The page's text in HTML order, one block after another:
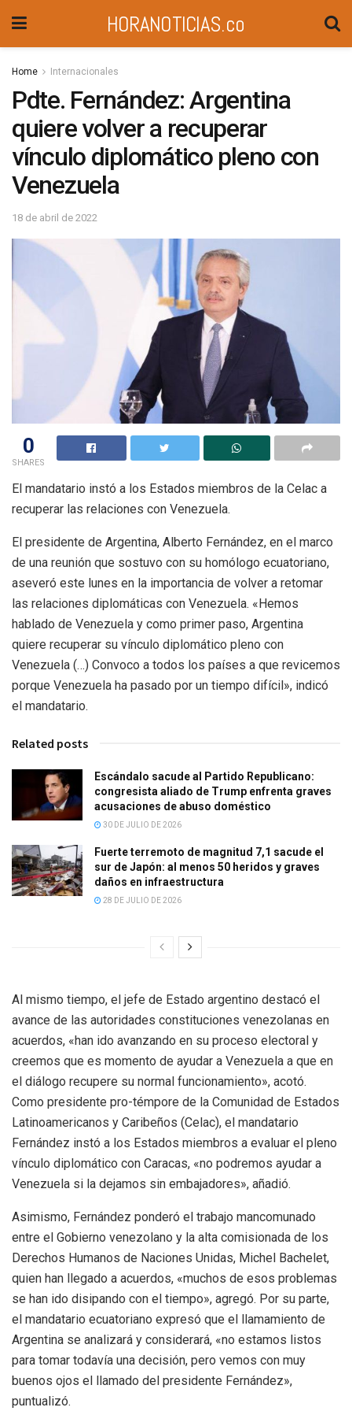
HORANOTICIAS.co
Home Internacionales
Pdte. Fernández: Argentina
quiere volver a recuperar
vínculo diplomático pleno con
Venezuela
18 de abril de 2022
0
SHARES
El mandatario instó a los Estados miembros de la Celac a
recuperar las relaciones con Venezuela.
El presidente de Argentina, Alberto Fernández, en el marco
de una reunión que sostuvo con su homólogo ecuatoriano,
aseveró este lunes en la importancia de volver a retomar
las relaciones diplomáticas con Venezuela. «Hemos
hablado de Venezuela y como primer paso, Argentina
quiere recuperar su vínculo diplomático pleno con
Venezuela (…) Convoco a todos los países a que revicemos
porque Venezuela ha pasado por un tiempo difícil», indicó
el mandatario.
Related posts
Escándalo sacude al Partido Republicano:
congresista aliado de Trump enfrenta graves
acusaciones de abuso doméstico
30 DE JULIO DE 2026
Fuerte terremoto de magnitud 7,1 sacude el
sur de Japón: al menos 50 heridos y graves
daños en infraestructura
28 DE JULIO DE 2026
Al mismo tiempo, el jefe de Estado argentino destacó el
avance de las autoridades constituciones venezolanas en
acuerdos, «han ido avanzando en su proceso electoral y
creemos que es momento de ayudar a Venezuela a que en
el diálogo recupere su normal funcionamiento», acotó.
Como presidente pro-témpore de la Comunidad de Estados
Latinoamericanos y Caribeños (Celac), el mandatario
Fernández instó a los Estados miembros a evaluar el pleno
vínculo diplomático con Caracas, «no podremos ayudar a
Venezuela si la dejamos sin embajadores», añadió.
Asimismo, Fernández ponderó el trabajo mancomunado
entre el Gobierno venezolano y la alta comisionada de los
Derechos Humanos de Naciones Unidas, Michel Bachelet,
quien han llegado a acuerdos, «muchos de esos problemas
se han ido disipando con el tiempo», agregó. Por su parte,
el mandatario ecuatoriano expresó que el llamamiento de
Argentina se analizará y considerará, «no estamos listos
para tomar todavía una decisión, pero vemos con muy
buenos ojos el llamado del presidente Fernández»,
puntualizó.